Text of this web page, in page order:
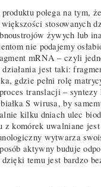
polega na tym,
stosowanych
żywych lub
nie podajemy
mRNA – czyli
jest taki:
gdzie pełni rolę
translacji – syntezy
S wirusa, by
kilku dniach ulec
z komórek uwalniane
wytwarza
aktywny buduje
temu jest bardzo